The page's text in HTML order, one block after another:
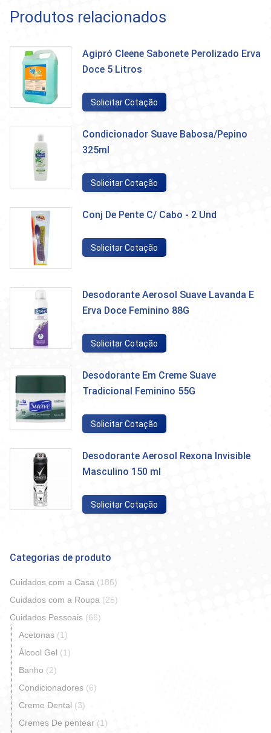
Produtos relacionados
Agipró Cleene Sabonete Perolizado Erva
Doce 5 Litros
Solicitar Cotação
Condicionador Suave Babosa/Pepino
325ml
Solicitar Cotação
Conj De Pente C/ Cabo - 2 Und
Solicitar Cotação
Desodorante Aerosol Suave Lavanda E
Erva Doce Feminino 88G
Solicitar Cotação
Desodorante Em Creme Suave
Tradicional Feminino 55G
Solicitar Cotação
Desodorante Aerosol Rexona Invisible
Masculino 150 ml
Solicitar Cotação
Categorias de produto
Cuidados com a Casa (186)
Cuidados com a Roupa (25)
Cuidados Pessoais (66)
Acetonas (1)
Álcool Gel (1)
Banho (2)
Condicionadores (6)
Creme Dental (3)
Cremes De pentear (1)